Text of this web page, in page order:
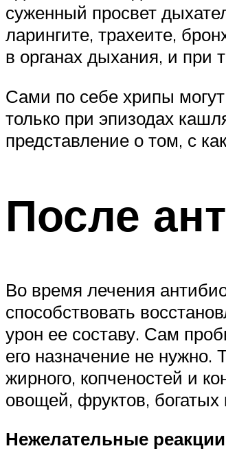
суженный просвет
ларингите, трахеите,
в органах дыхания, и при
Сами по себе хрипы
только при эпизодах
представление о том, с
После
Во время лечения
способствовать
урон ее составу. Сам
его назначение не
жирного, копченостей и
овощей, фруктов,
Нежелательные реакции